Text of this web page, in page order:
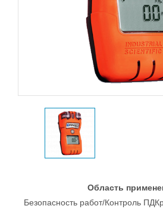
Область
Безопасность работ/Контроль